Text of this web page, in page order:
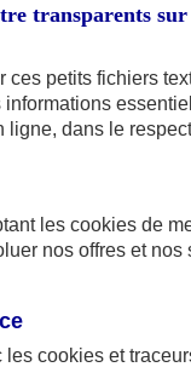
transparents
ces petits fichiers
informations
dans le
les cookies de
nos offres et nos
les cookies et